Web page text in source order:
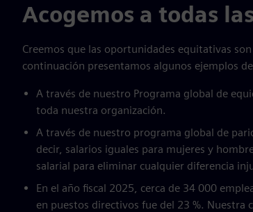
Acogemos a todas
Creemos que las oportunidades equitativas
continuación presentamos algunos ejemplos
A través de nuestro Programa global de
toda nuestra organización.
A través de nuestro programa global de
decir, salarios iguales para mujeres y
salarial para eliminar cualquier diferencia
En el año fiscal 2025, cerca de 34 000
en puestos directivos fue del 23 %.